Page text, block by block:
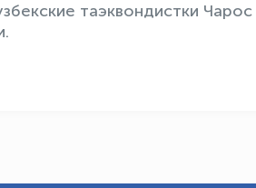
таэквондистки Чарос